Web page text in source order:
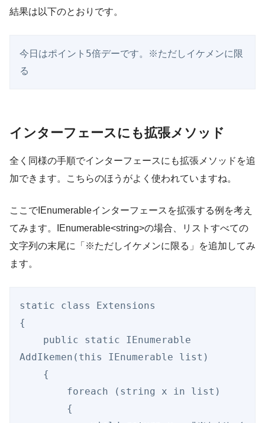
結果は以下のとおりです。
今日はポイント5倍デーです。※ただしイケメンに限
インターフェースにも拡張メソッド
全く同様の手順でインターフェースにも拡張メソッドを追
加できます。こちらのほうがよく使われていますね。
ここでIEnumerableインターフェースを拡張する例を考え
てみます。IEnumerable<string>の場合、リストすべての
文字列の末尾に「※ただしイケメンに限る」を追加してみ
ます。
static class Extensions
{
    public static IEnumerable
AddIkemen(this IEnumerable list)